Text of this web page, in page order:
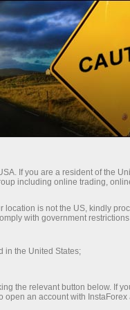
одни
для
If you are a resident of the
including online trading,
location is not the US, kindly
with government
in the United States;
the relevant button below. If
an account with InstaForex